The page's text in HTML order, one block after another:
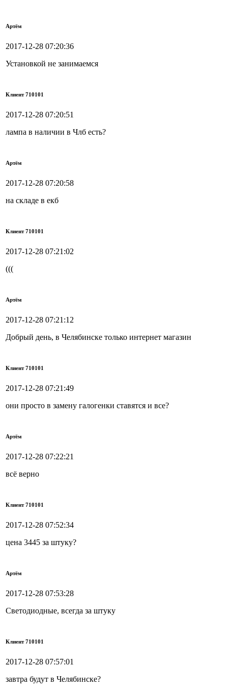
Артём
2017-12-28 07:20:36
Установкой не занимаемся
Клиент 710101
2017-12-28 07:20:51
лампа в наличии в Члб есть?
Артём
2017-12-28 07:20:58
на складе в екб
Клиент 710101
2017-12-28 07:21:02
(((
Артём
2017-12-28 07:21:12
Добрый день, в Челябинске только интернет магазин
Клиент 710101
2017-12-28 07:21:49
они просто в замену галогенки ставятся и все?
Артём
2017-12-28 07:22:21
всё верно
Клиент 710101
2017-12-28 07:52:34
цена 3445 за штуку?
Артём
2017-12-28 07:53:28
Светодиодные, всегда за штуку
Клиент 710101
2017-12-28 07:57:01
завтра будут в Челябинске?